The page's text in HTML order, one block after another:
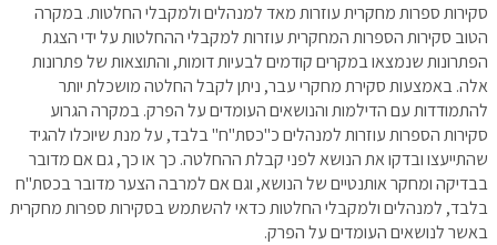
סקירות ספרות מחקרית עוזרות מאד למנהלים ולמקבלי החלטות. במקרה
הטוב סקירות הספרות המחקרית עוזרות למקבלי ההחלטות על ידי הצגת
הפתרונות שנמצאו במקרים קודמים לבעיות דומות, והתוצאות של פתרונות
אלה. באמצעות סקירת מחקרי עבר, ניתן לקבל החלטה מושכלת יותר
להתמודדות עם הדילמות והנושאים העומדים על הפרק. במקרה הגרוע
סקירות הספרות עוזרות למנהלים כ"כסת"ח" בלבד, על מנת שיוכלו להגיד
שהתייעצו ובדקו את הנושא לפני קבלת ההחלטה. כך או כך, גם אם מדובר
בבדיקה ומחקר אותנטיים של הנושא, וגם אם למרבה הצער מדובר בכסת"ח
בלבד, למנהלים ולמקבלי החלטות כדאי להשתמש בסקירות ספרות מחקרית
באשר לנושאים העומדים על הפרק.